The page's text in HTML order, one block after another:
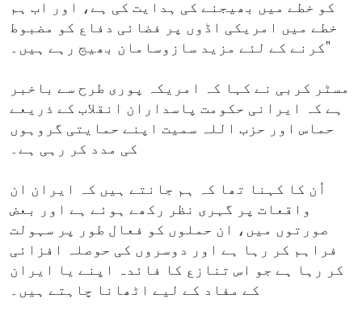
کو خطے میں بھیجنے کی ہدایت کی ہے، اور اب ہم
خطے میں امریکی اڈوں پر فضائی دفاع کو مضبوط
کرنے کے لئے مزید سازوسامان بھیج رہے ہیں۔"
مسٹر کربی نے کہا کہ امریکہ پوری طرح سے باخبر
ہے کہ ایرانی حکومت پاسداران انقلاب کے ذریعے
حماس اور حزب اللہ سمیت اپنے حمایتی گروہوں
کی مدد کر رہی ہے۔
اُن کا کہنا تھا کہ ہم جانتے ہیں کہ ایران ان
واقعات پر گہری نظر رکھے ہوئے ہے اور بعض
صورتوں میں، ان حملوں کو فعال طور پر سہولت
فراہم کر رہا ہے اور دوسروں کی حوصلہ افزائی
کر رہا ہے جو اس تنازع کا فائدہ اپنے یا ایران
کے مفاد کے لیے اٹھانا چاہتے ہیں۔